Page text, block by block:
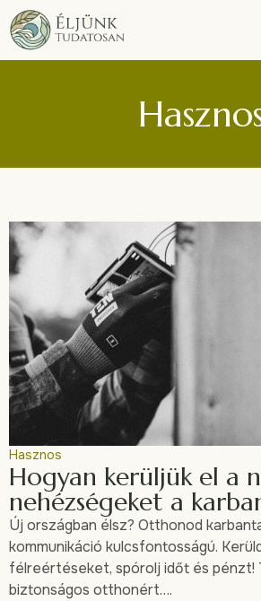
Hasznos
Hogyan kerüljük el a
nehézségeket a
Új országban élsz? Otthonod
kommunikáció kulcsfontosságú.
félreértéseket, spórolj időt és pénzt!
biztonságos otthonért….